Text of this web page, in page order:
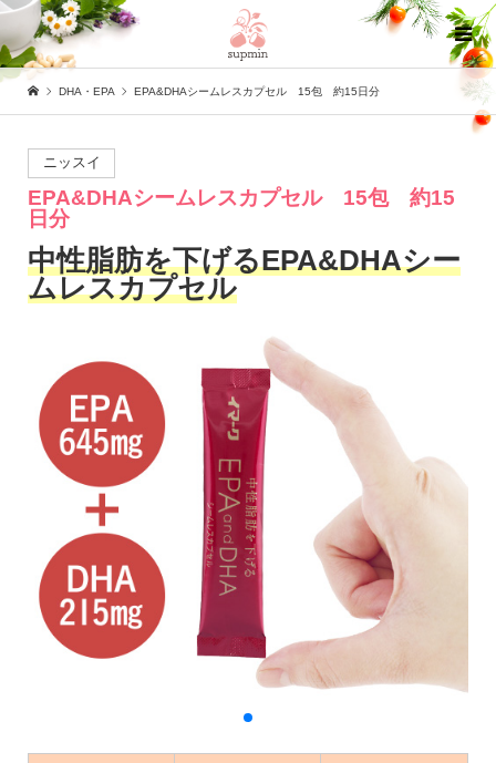
DHA・EPA EPA&DHAシームレスカプセル 15包 約15日分
ニッスイ
EPA&DHAシームレスカプセル 15包 約15
日分
中性脂肪を下げるEPA&DHAシー
ムレスカプセル